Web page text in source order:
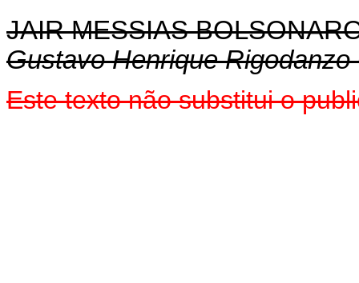
JAIR MESSIAS
Gustavo Henrique Rigodanzo
Este texto não substitui o